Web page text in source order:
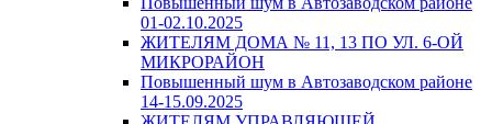
01-02.10.2025
ЖИТЕЛЯМ ДОМА № 11, 13 ПО УЛ. 6-ОЙ
МИКРОРАЙОН
Повышенный шум в Автозаводском районе
14-15.09.2025